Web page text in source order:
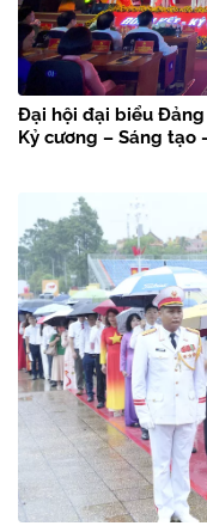
Đại hội đại biểu
Kỷ cương – Sáng tạo